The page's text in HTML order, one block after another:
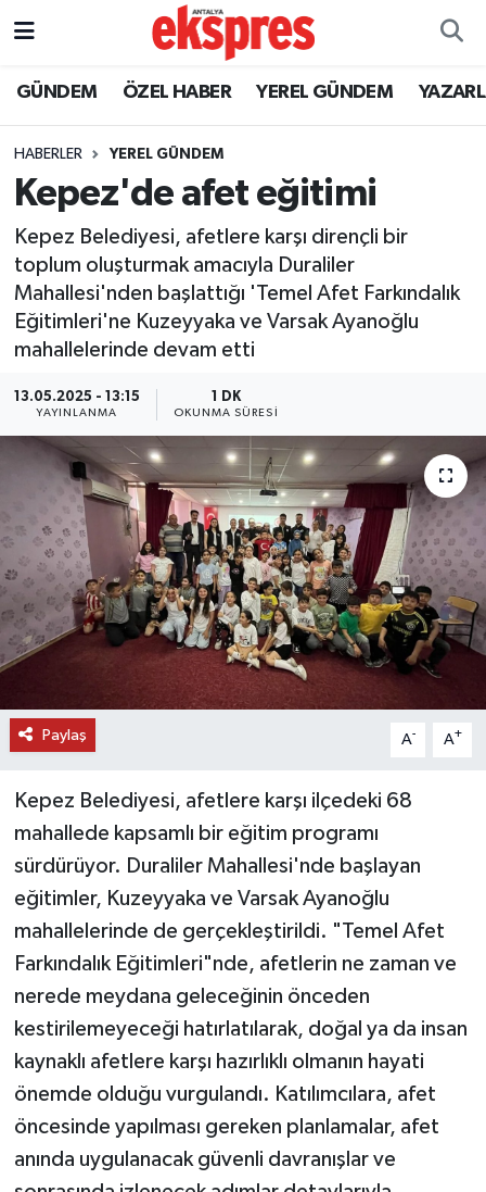
GÜNDEM ÖZEL HABER YEREL GÜNDEM
HABERLER YEREL GÜNDEM
Kepez'de afet eğitimi
Kepez Belediyesi, afetlere karşı dirençli bir
toplum oluşturmak amacıyla Duraliler
Mahallesi'nden başlattığı 'Temel Afet Farkındalık
Eğitimleri'ne Kuzeyyaka ve Varsak Ayanoğlu
mahallelerinde devam etti
13.05.2025 - 13:15
YAYINLANMA
1 DK
OKUNMA SÜRESI
Paylaş A- A+
Kepez Belediyesi, afetlere karşı ilçedeki 68
mahallede kapsamlı bir eğitim programı
sürdürüyor. Duraliler Mahallesi'nde başlayan
eğitimler, Kuzeyyaka ve Varsak Ayanoğlu
mahallelerinde de gerçekleştirildi. "Temel Afet
Farkındalık Eğitimleri"nde, afetlerin ne zaman ve
nerede meydana geleceğinin önceden
kestirilemeyeceği hatırlatılarak, doğal ya da insan
kaynaklı afetlere karşı hazırlıklı olmanın hayati
önemde olduğu vurgulandı. Katılımcılara, afet
öncesinde yapılması gereken planlamalar, afet
anında uygulanacak güvenli davranışlar ve
ÖZEL HABER
YEREL GÜNDEM
EKONOMİ
KÜLTÜR - SANAT
SPOR
SİYASET
SAĞLIK
DÜNYA
EĞİTİM
TURİZM
RÖPORTAJ
VİDEO HABERLER
YAZARLAR
RESMİ İLAN
MAGAZİN
Nöbetçi Eczaneler
Trafik Durumu
Süper Lig Puan Durumu ve Fikstür
Tüm Manşetler
Son Dakika Haberleri
Haber Arşivi